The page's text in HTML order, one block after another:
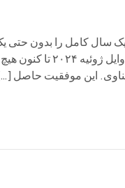
سال کامل را بدون حتی
هلسینکی، پایتخت
این موفقیت حاصل